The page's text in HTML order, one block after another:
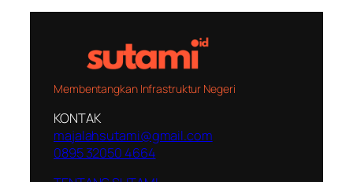
Membentangkan Infrastruktur Negeri
KONTAK
majalahsutami@gmail.com
0895 32050 4664